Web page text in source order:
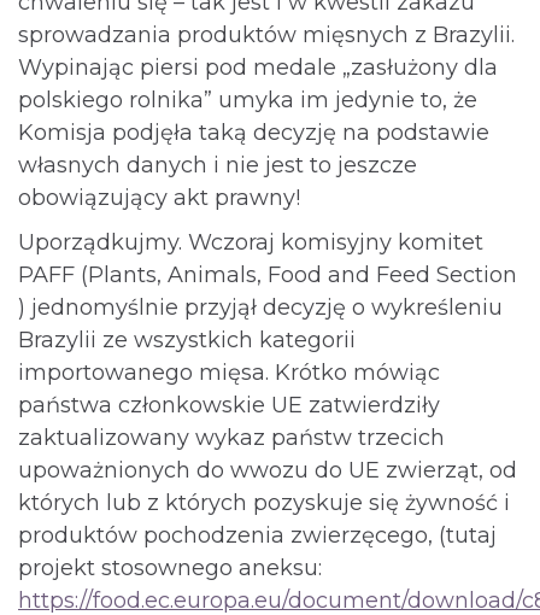
sprowadzania produktów mięsnych z Brazylii.
Wypinając piersi pod medale „zasłużony dla
polskiego rolnika” umyka im jedynie to, że
Komisja podjęła taką decyzję na podstawie
własnych danych i nie jest to jeszcze
obowiązujący akt prawny!
Uporządkujmy. Wczoraj komisyjny komitet
PAFF (Plants, Animals, Food and Feed Section
) jednomyślnie przyjął decyzję o wykreśleniu
Brazylii ze wszystkich kategorii
importowanego mięsa. Krótko mówiąc
państwa członkowskie UE zatwierdziły
zaktualizowany wykaz państw trzecich
upoważnionych do wwozu do UE zwierząt, od
których lub z których pozyskuje się żywność i
produktów pochodzenia zwierzęcego, (tutaj
projekt stosownego aneksu:
https://food.ec.europa.eu/document/download/